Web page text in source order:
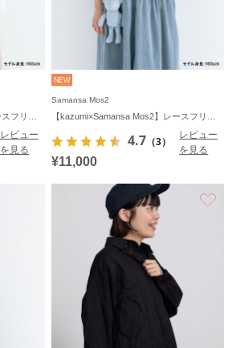
レビュー
を見る
NEW
Samansa Mos2
4.7 （3）
レビュー
を見る
¥11,000